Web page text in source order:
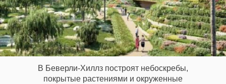
В Беверли-Хиллз построят небоскребы,
покрытые растениями и окруженные